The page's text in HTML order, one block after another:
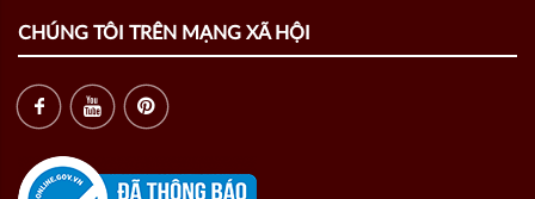
CHÚNG TÔI TRÊN MẠNG XÃ HỘI